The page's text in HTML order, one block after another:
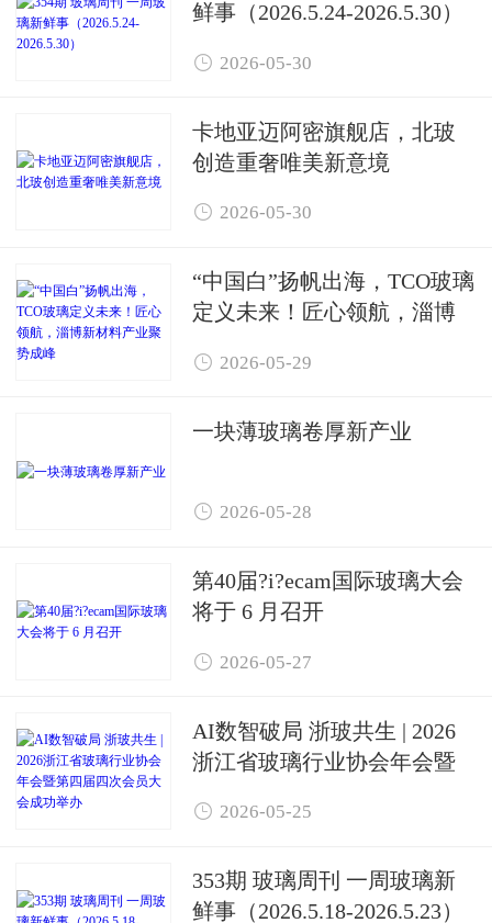
鲜事（2026.5.24-2026.5.30）
 2026-05-30
卡地亚迈阿密旗舰店，北玻
创造重奢唯美新意境
 2026-05-30
“中国白”扬帆出海，TCO玻璃
定义未来！匠心领航，淄博
 2026-05-29
一块薄玻璃卷厚新产业
 2026-05-28
第40届?i?ecam国际玻璃大会
将于 6 月召开
 2026-05-27
AI数智破局 浙玻共生 | 2026
浙江省玻璃行业协会年会暨
办
 2026-05-25
353期 玻璃周刊 一周玻璃新
鲜事（2026.5.18-2026.5.23）